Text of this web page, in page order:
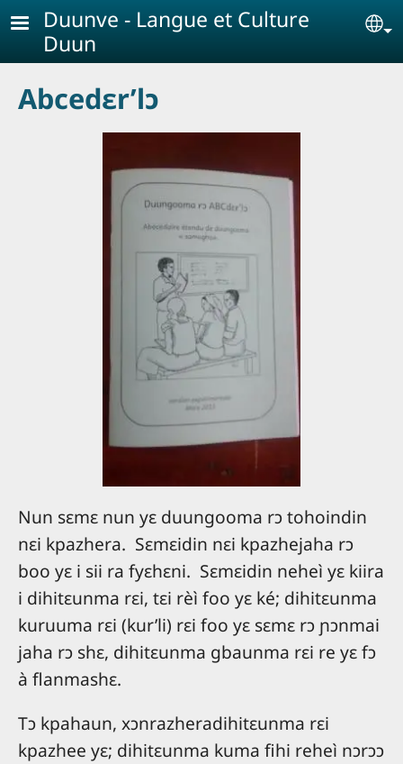
Aller au contenu principal
Duunve - Langue et Culture
Duun
Abcedɛr’lɔ
Nun sɛmɛ nun yɛ duungooma rɔ tohoindin
nɛi kpazhera. Sɛmɛidin nɛi kpazhejaha rɔ
boo yɛ i sii ra fyɛhɛni. Sɛmɛidin neheì yɛ kiira
i dihitɛunma rɛi, tɛi rèì foo yɛ ké; dihitɛunma
kuruuma rɛi (kur’li) rɛi foo yɛ sɛmɛ rɔ ɲɔnmai
jaha rɔ shɛ, dihitɛunma gbaunma rɛi re yɛ fɔ
à flanmashɛ.
Tɔ kpahaun, xɔnrazheradihitɛunma rɛi
kpazhee yɛ; dihitɛunma kuma fihi reheì nɔrɔɔ